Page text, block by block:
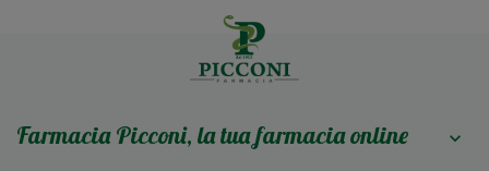
Farmacia Picconi, la tua farmacia online 